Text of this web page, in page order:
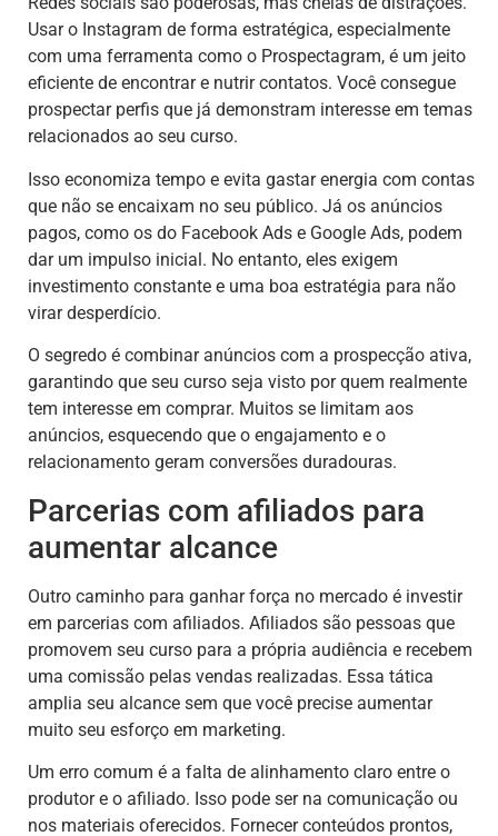
Usar o Instagram de forma estratégica, especialmente
com uma ferramenta como o Prospectagram, é um jeito
eficiente de encontrar e nutrir contatos. Você consegue
prospectar perfis que já demonstram interesse em temas
relacionados ao seu curso.
Isso economiza tempo e evita gastar energia com contas
que não se encaixam no seu público. Já os anúncios
pagos, como os do Facebook Ads e Google Ads, podem
dar um impulso inicial. No entanto, eles exigem
investimento constante e uma boa estratégia para não
virar desperdício.
O segredo é combinar anúncios com a prospecção ativa,
garantindo que seu curso seja visto por quem realmente
tem interesse em comprar. Muitos se limitam aos
anúncios, esquecendo que o engajamento e o
relacionamento geram conversões duradouras.
Parcerias com afiliados para
aumentar alcance
Outro caminho para ganhar força no mercado é investir
em parcerias com afiliados. Afiliados são pessoas que
promovem seu curso para a própria audiência e recebem
uma comissão pelas vendas realizadas. Essa tática
amplia seu alcance sem que você precise aumentar
muito seu esforço em marketing.
Um erro comum é a falta de alinhamento claro entre o
produtor e o afiliado. Isso pode ser na comunicação ou
nos materiais oferecidos. Fornecer conteúdos prontos,